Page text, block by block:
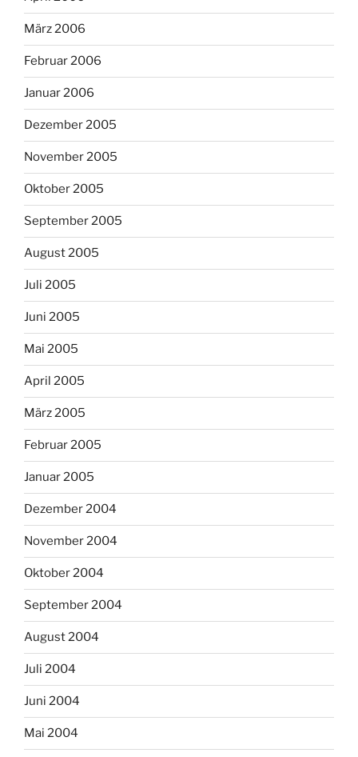
März 2006
Februar 2006
Januar 2006
Dezember 2005
November 2005
Oktober 2005
September 2005
August 2005
Juli 2005
Juni 2005
Mai 2005
April 2005
März 2005
Februar 2005
Januar 2005
Dezember 2004
November 2004
Oktober 2004
September 2004
August 2004
Juli 2004
Juni 2004
Mai 2004